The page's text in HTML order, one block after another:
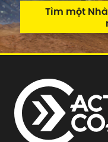
Tìm một